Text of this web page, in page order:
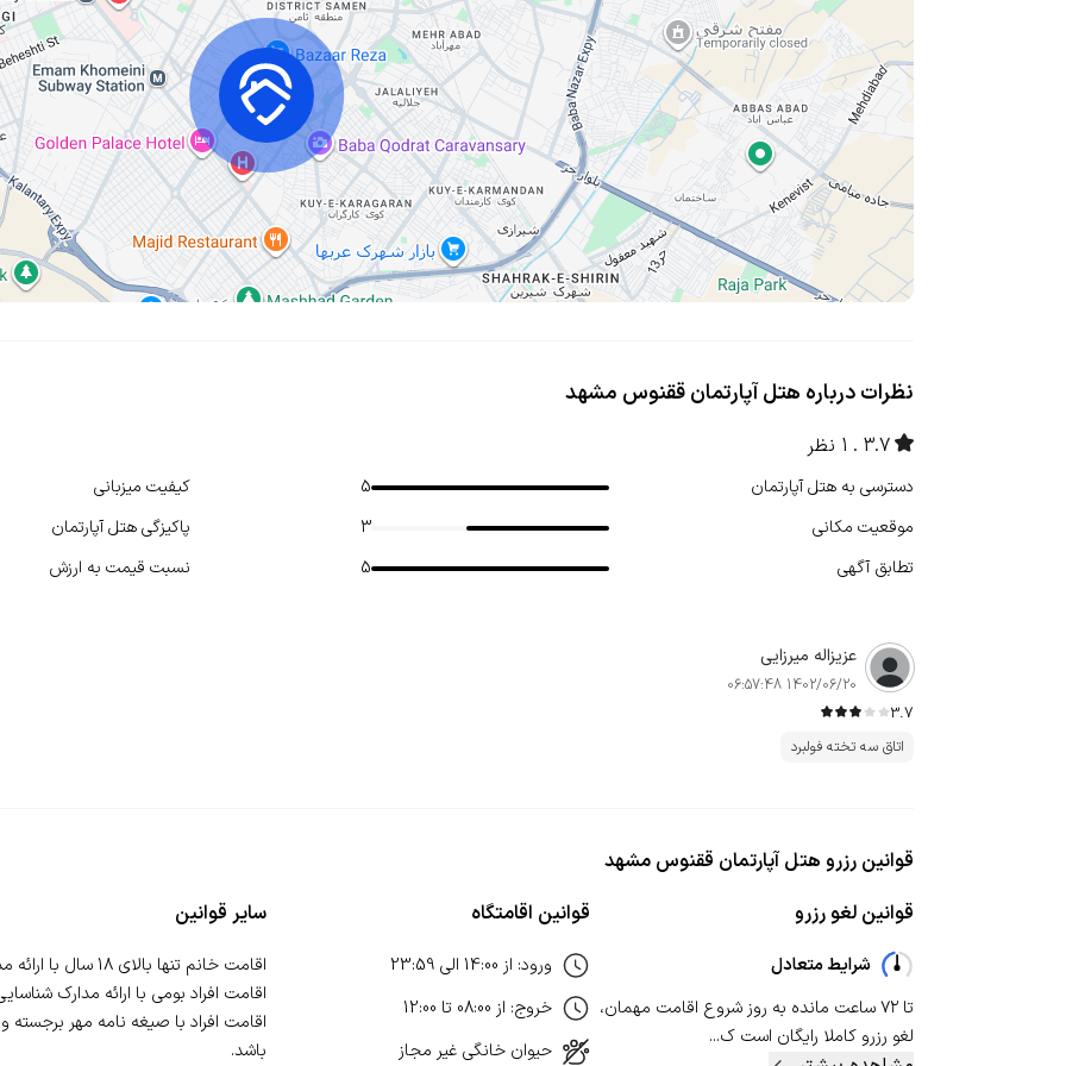
نظرات درباره هتل آپارتمان ققنوس مشهد
3.7 1 نظر
دسترسی به هتل آپارتمان 5
کیفیت میزبانی
موقعیت مکانی
3
پاکیزگی هتل آپارتمان
تطابق آگهی
5 نسبت قیمت به ارزش
عزیزاله میرزایی
1402/06/20 06:57:48
3.7
اتاق سه تخته فولبرد
قوانین رزرو هتل آپارتمان ققنوس مشهد
قوانین لغو رزرو
شرایط متعادل
تا ۷۲ ساعت مانده به روز شروع اقامت مهمان،
لغو رزرو کاملا رایگان است ک...
قوانین اقامتگاه
ورود: از 14:00 الی 23:59
خروج: از 08:00 تا 12:00
حیوان خانگی غیر مجاز
سایر قوانین
اقامت افراد با صیغه نامه مهر برجسته